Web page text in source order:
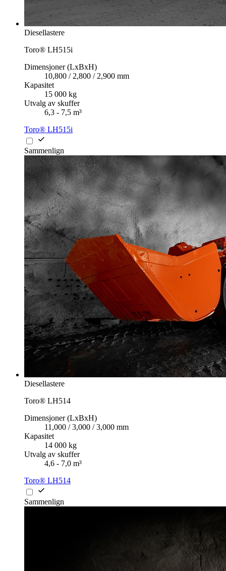
Diesellastere
Toro® LH515i
Dimensjoner (LxBxH)
10,800 / 2,800 / 2,900 mm
Kapasitet
15 000 kg
Utvalg av skuffer
6,3 - 7,5 m³
Toro® LH515i
Sammenlign
Diesellastere
Toro® LH514
Dimensjoner (LxBxH)
11,000 / 3,000 / 3,000 mm
Kapasitet
14 000 kg
Utvalg av skuffer
4,6 - 7,0 m³
Toro® LH514
Sammenlign